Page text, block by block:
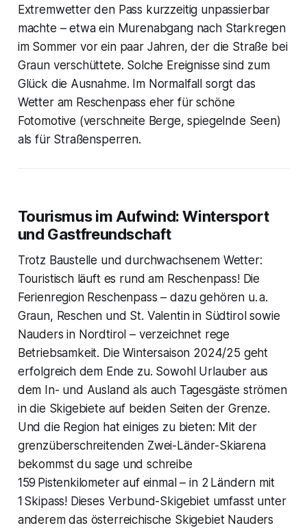
Extremwetter den Pass kurzzeitig unpassierbar
machte – etwa ein Murenabgang nach Starkregen
im Sommer vor ein paar Jahren, der die Straße bei
Graun verschüttete. Solche Ereignisse sind zum
Glück die Ausnahme. Im Normalfall sorgt das
Wetter am Reschenpass eher für schöne
Fotomotive (verschneite Berge, spiegelnde Seen)
als für Straßensperren.
Tourismus im Aufwind: Wintersport
und Gastfreundschaft
Trotz Baustelle und durchwachsenem Wetter:
Touristisch läuft es rund am Reschenpass! Die
Ferienregion Reschenpass – dazu gehören u. a.
Graun, Reschen und St. Valentin in Südtirol sowie
Nauders in Nordtirol – verzeichnet rege
Betriebsamkeit. Die Wintersaison 2024/25 geht
erfolgreich dem Ende zu. Sowohl Urlauber aus
dem In- und Ausland als auch Tagesgäste strömen
in die Skigebiete auf beiden Seiten der Grenze.
Und die Region hat einiges zu bieten: Mit der
grenzüberschreitenden Zwei-Länder-Skiarena
bekommst du sage und schreibe
159 Pistenkilometer auf einmal – in 2 Ländern mit
1 Skipass! Dieses Verbund-Skigebiet umfasst unter
anderem das österreichische Skigebiet Nauders